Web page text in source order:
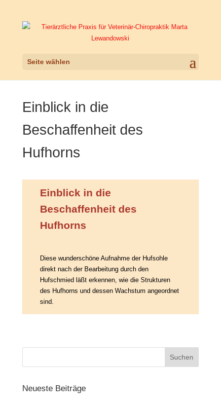
Seite wählen
Einblick in die
Beschaffenheit des
Hufhorns
Einblick in die
Beschaffenheit des
Hufhorns
Diese wunderschöne Aufnahme der Hufsohle
direkt nach der Bearbeitung durch den
Hufschmied läßt erkennen, wie die Strukturen
des Hufhorns und dessen Wachstum angeordnet
sind.
Neueste Beiträge